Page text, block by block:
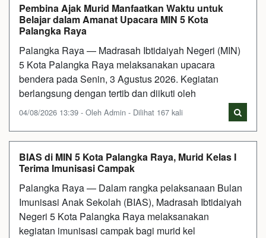
Pembina Ajak Murid Manfaatkan Waktu untuk
Belajar dalam Amanat Upacara MIN 5 Kota
Palangka Raya
Palangka Raya — Madrasah Ibtidaiyah Negeri (MIN)
5 Kota Palangka Raya melaksanakan upacara
bendera pada Senin, 3 Agustus 2026. Kegiatan
berlangsung dengan tertib dan diikuti oleh
04/08/2026 13:39 - Oleh Admin - Dilihat 167 kali
BIAS di MIN 5 Kota Palangka Raya, Murid Kelas I
Terima Imunisasi Campak
Palangka Raya — Dalam rangka pelaksanaan Bulan
Imunisasi Anak Sekolah (BIAS), Madrasah Ibtidaiyah
Negeri 5 Kota Palangka Raya melaksanakan
kegiatan imunisasi campak bagi murid kel